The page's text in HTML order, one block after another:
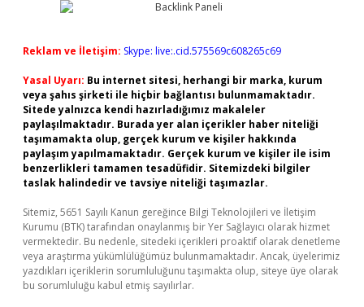
Reklam ve İletişim: Skype: live:.cid.575569c608265c69
Yasal Uyarı: Bu internet sitesi, herhangi bir marka, kurum
veya şahıs şirketi ile hiçbir bağlantısı bulunmamaktadır.
Sitede yalnızca kendi hazırladığımız makaleler
paylaşılmaktadır. Burada yer alan içerikler haber niteliği
taşımamakta olup, gerçek kurum ve kişiler hakkında
paylaşım yapılmamaktadır. Gerçek kurum ve kişiler ile isim
benzerlikleri tamamen tesadüfidir. Sitemizdeki bilgiler
taslak halindedir ve tavsiye niteliği taşımazlar.
Sitemiz, 5651 Sayılı Kanun gereğince Bilgi Teknolojileri ve İletişim
Kurumu (BTK) tarafından onaylanmış bir Yer Sağlayıcı olarak hizmet
vermektedir. Bu nedenle, sitedeki içerikleri proaktif olarak denetleme
veya araştırma yükümlülüğümüz bulunmamaktadır. Ancak, üyelerimiz
yazdıkları içeriklerin sorumluluğunu taşımakta olup, siteye üye olarak
bu sorumluluğu kabul etmiş sayılırlar.